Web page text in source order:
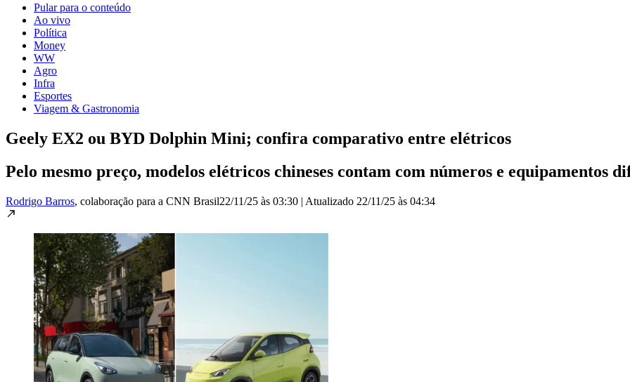
Pular para o conteúdo
Ao vivo
Política
Money
WW
Agro
Infra
Esportes
Viagem & Gastronomia
Geely EX2 ou BYD Dolphin Mini; confira comparativo entre elétricos
Pelo mesmo preço, modelos elétricos chineses contam com números e equipamentos
Rodrigo Barros, colaboração para a CNN Brasil22/11/25 às 03:30 | Atualizado 22/11/25 às 04:34